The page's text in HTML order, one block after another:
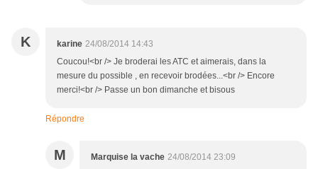
K karine 24/08/2014 14:43
Coucou!<br /> Je broderai les ATC et aimerais, dans la
mesure du possible , en recevoir brodées...<br /> Encore
merci!<br /> Passe un bon dimanche et bisous
Répondre
M Marquise la vache 24/08/2014 23:09